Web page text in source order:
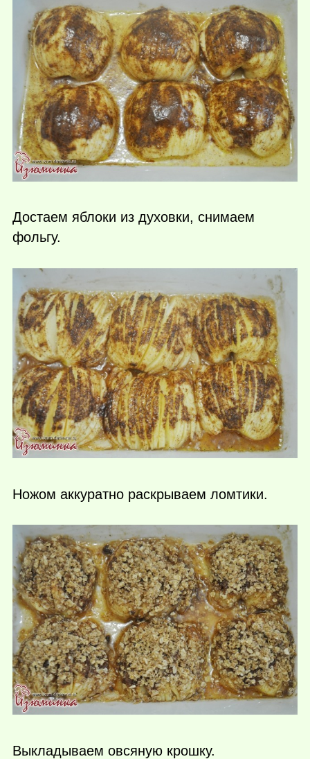
Достаем яблоки из духовки, снимаем
фольгу.
Ножом аккуратно раскрываем ломтики.
Выкладываем овсяную крошку.